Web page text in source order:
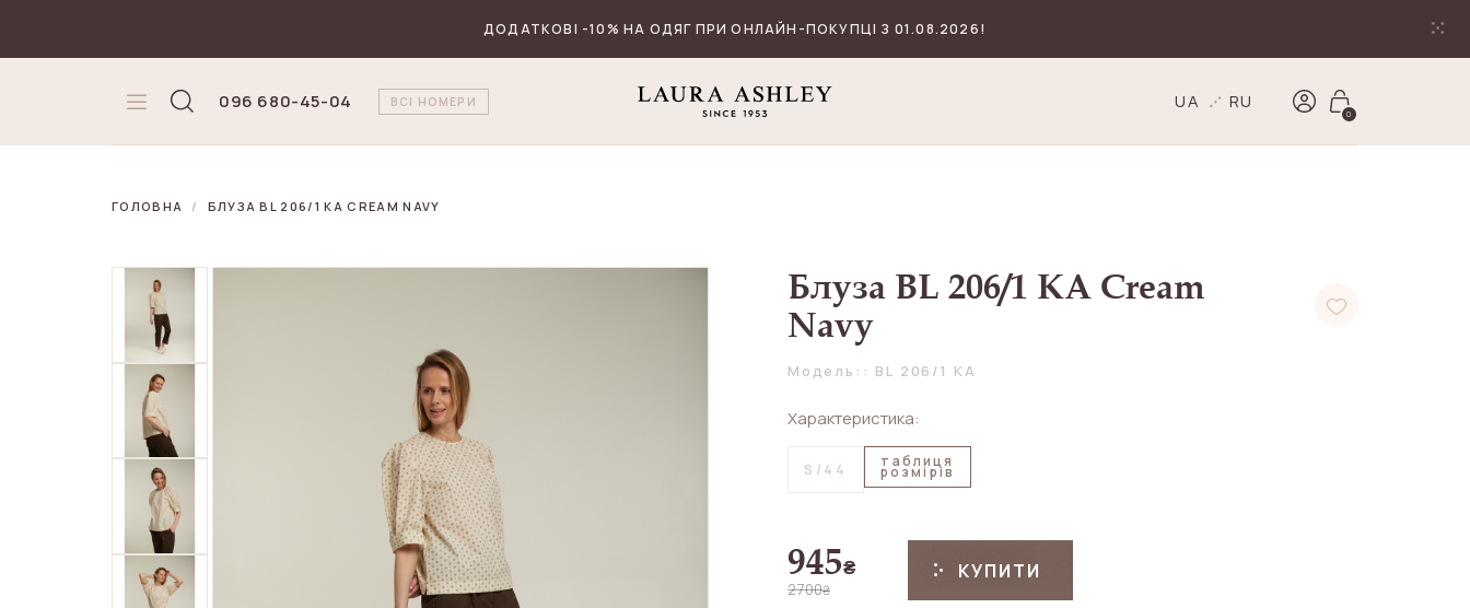
ДОДАТКОВІ -10% НА ОДЯГ ПРИ ОНЛАЙН-ПОКУПЦІ З 01.08.2026!
096 680-45-04 ВСІ НОМЕРИ UA RU
0
ГОЛОВНА БЛУЗА BL 206/1 KA CREAM NAVY
Блуза BL 206/1 KA Cream
Navy
Модель:: BL 206/1 KA
Характеристика:
S/44 таблиця
розмірів
945₴
2700₴
КУПИТИ